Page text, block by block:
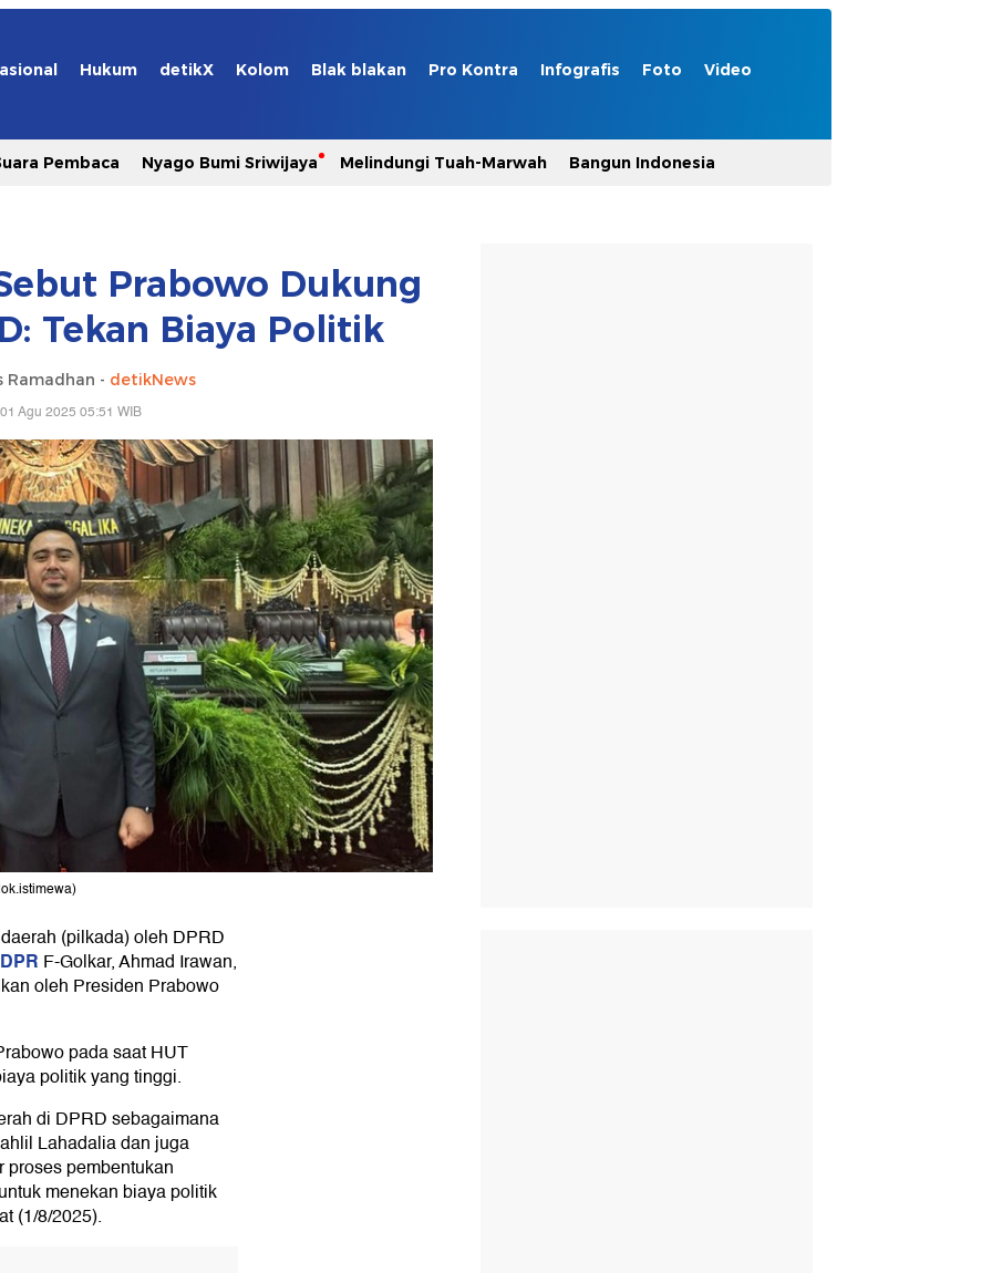
Hukum detikX Kolom Blak blakan Pro Kontra Infografis Foto Video
Pembaca Nyago Bumi Sriwijaya Melindungi Tuah-Marwah Bangun Indonesia
Prabowo Dukung
Tekan Biaya Politik
Ramadhan - detikNews
Agu 2025 05:51 WIB
(pilkada) oleh DPRD
F-Golkar, Ahmad Irawan,
oleh Presiden Prabowo
pada saat HUT
politik yang tinggi.
di DPRD sebagaimana
Lahadalia dan juga
pembentukan
menekan biaya politik
(1/8/2025).